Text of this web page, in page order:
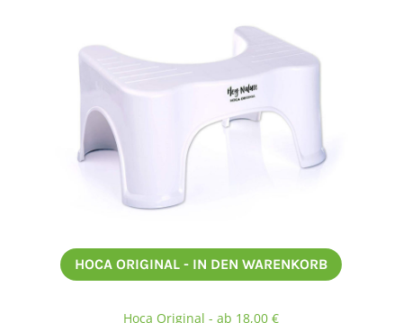
HOCA ORIGINAL - IN DEN WARENKORB
Hoca Original - ab 18,00 €